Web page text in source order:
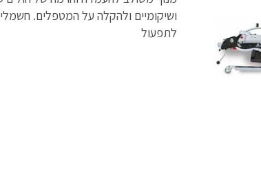
ושיקומיים ולהקלה על המטפלים.
לתפעול